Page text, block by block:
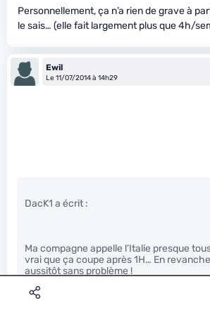
Personnellement, ça n’a rien de grave à
le sais… (elle fait largement plus que 4h/
Ewil
Le 11/07/2014 à 14h29
DacK1 a écrit :
Ma compagne appelle l’Italie presque
vrai que ça coupe après 1H… En
aussitôt sans problème !